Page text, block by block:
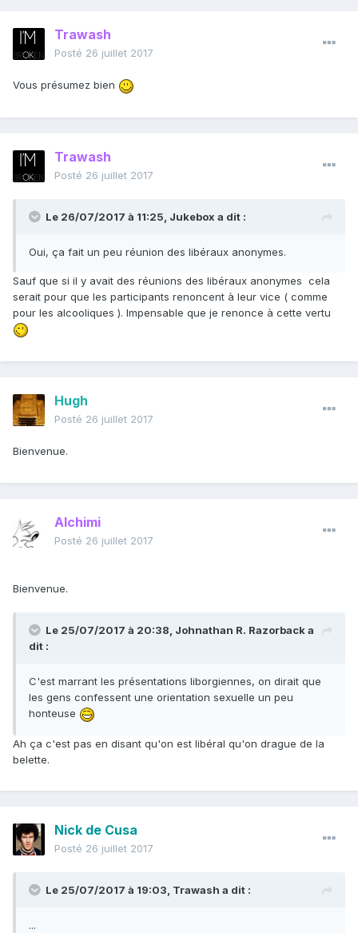
Trawash
Posté 26 juillet 2017
Vous présumez bien
Trawash
Posté 26 juillet 2017
Le 26/07/2017 à 11:25, Jukebox a dit :
Oui, ça fait un peu réunion des libéraux anonymes.
Sauf que si il y avait des réunions des libéraux anonymes cela
serait pour que les participants renoncent à leur vice ( comme
pour les alcooliques ). Impensable que je renonce à cette vertu
Hugh
Posté 26 juillet 2017
Bienvenue.
Alchimi
Posté 26 juillet 2017
Bienvenue.
Le 25/07/2017 à 20:38, Johnathan R. Razorbacka
dit :
C'est marrant les présentations liborgiennes, on dirait que
les gens confessent une orientation sexuelle un peu
honteuse
Ah ça c'est pas en disant qu'on est libéral qu'on drague de la
belette.
Nick de Cusa
Posté 26 juillet 2017
Le 25/07/2017 à 19:03, Trawash a dit :
...